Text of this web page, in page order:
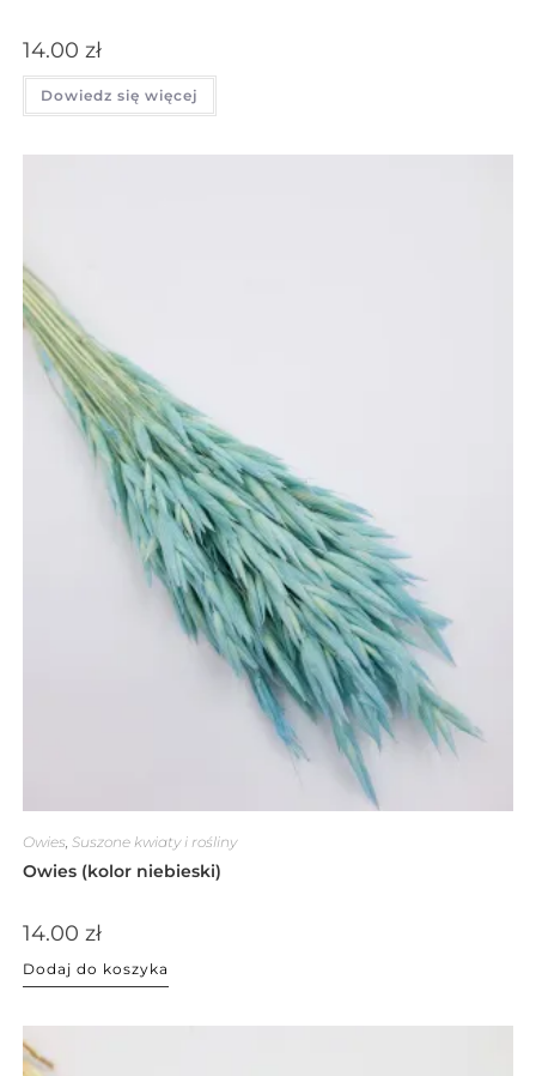
14.00 zł
Dowiedz się więcej
Owies Suszone kwiaty i rośliny
Owies (kolor niebieski)
14.00 zł
Dodaj do koszyka